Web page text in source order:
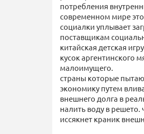
потребления
современном мире
социалки уплывает
поставщикам
китайская детская
кусок аргентинского
малоимущего.
страны которые
экономику путем
внешнего долга в
налить воду в решето.
иссякнет краник